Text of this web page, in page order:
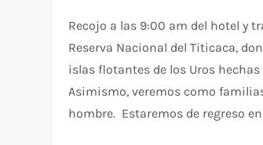
Recojo a las 9:00 am del hotel y
Reserva Nacional del Titicaca,
islas flotantes de los Uros
Asimismo, veremos como
hombre. Estaremos de regreso